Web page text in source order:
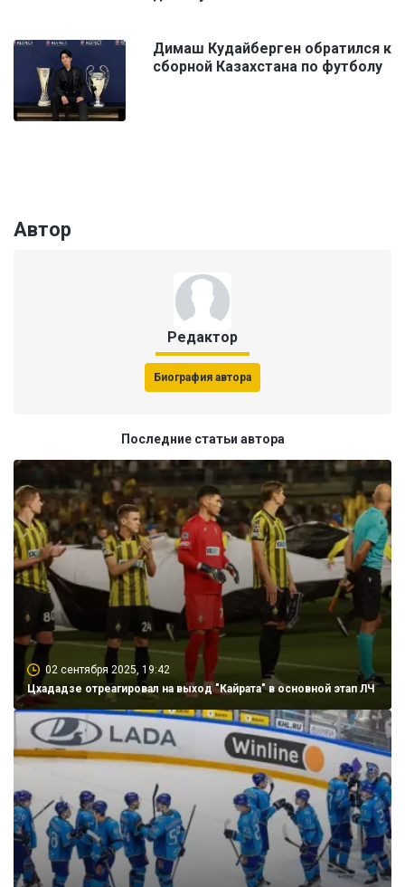
Димаш Кудайберген обратился к
сборной Казахстана по футболу
Автор
Редактор
Биография автора
Последние статьи автора
02 сентября 2025, 19:42
Цхададзе отреагировал на выход "Кайрата" в основной этап ЛЧ